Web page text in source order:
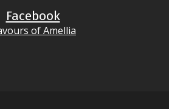
Facebook
of Amellia